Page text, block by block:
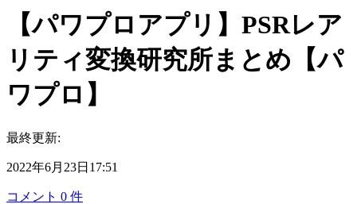
【パワプロアプリ】PSRレア
リティ変換研究所まとめ【パ
ワプロ】
最終更新:
2022年6月23日17:51
コメント 0 件